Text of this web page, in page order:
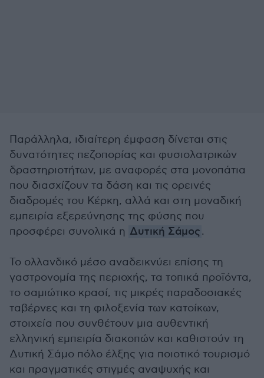
Παράλληλα, ιδιαίτερη έμφαση δίνεται στις
δυνατότητες πεζοπορίας και φυσιολατρικών
δραστηριοτήτων, με αναφορές στα μονοπάτια
που διασχίζουν τα δάση και τις ορεινές
διαδρομές του Κέρκη, αλλά και στη μοναδική
εμπειρία εξερεύνησης της φύσης που
προσφέρει συνολικά η Δυτική Σάμος.
Το ολλανδικό μέσο αναδεικνύει επίσης τη
γαστρονομία της περιοχής, τα τοπικά προϊόντα,
το σαμιώτικο κρασί, τις μικρές παραδοσιακές
ταβέρνες και τη φιλοξενία των κατοίκων,
στοιχεία που συνθέτουν μια αυθεντική
ελληνική εμπειρία διακοπών και καθιστούν τη
Δυτική Σάμο πόλο έλξης για ποιοτικό τουρισμό
και πραγματικές στιγμές αναψυχής και